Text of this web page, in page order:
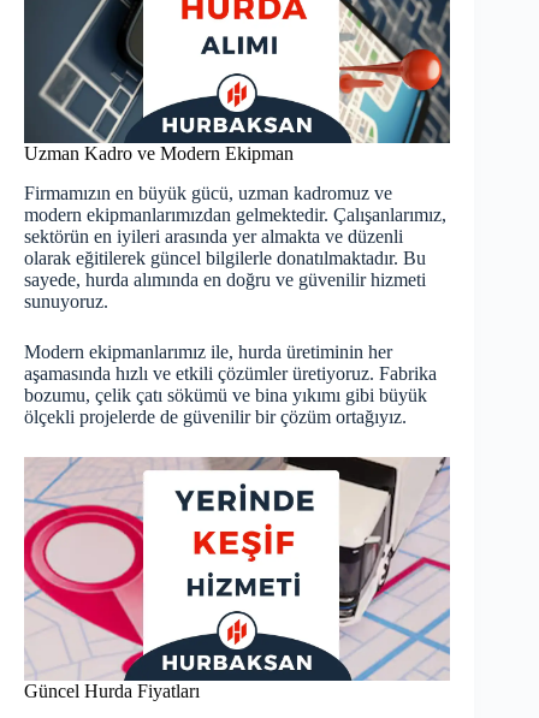
Uzman Kadro ve Modern Ekipman
Firmamızın en büyük gücü, uzman kadromuz ve
modern ekipmanlarımızdan gelmektedir. Çalışanlarımız,
sektörün en iyileri arasında yer almakta ve düzenli
olarak eğitilerek güncel bilgilerle donatılmaktadır. Bu
sayede, hurda alımında en doğru ve güvenilir hizmeti
sunuyoruz.
Modern ekipmanlarımız ile, hurda üretiminin her
aşamasında hızlı ve etkili çözümler üretiyoruz. Fabrika
bozumu, çelik çatı sökümü ve bina yıkımı gibi büyük
ölçekli projelerde de güvenilir bir çözüm ortağıyız.
Güncel Hurda Fiyatları